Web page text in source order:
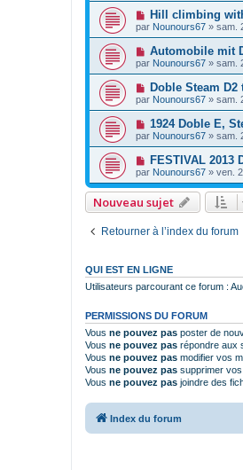
Hill climbing
par Nounours67 » sam.
Automobile mit
par Nounours67 » sam.
Doble Steam D2
par Nounours67 » sam.
1924 Doble E,
par Nounours67 » sam.
FESTIVAL 2013
par Nounours67 » ven.
Nouveau sujet
Retourner à l’index du forum
QUI EST EN LIGNE
Utilisateurs parcourant ce forum :
PERMISSIONS DU FORUM
Vous ne pouvez pas poster de
Vous ne pouvez pas répondre aux
Vous ne pouvez pas modifier vos
Vous ne pouvez pas supprimer
Vous ne pouvez pas joindre des
Index du forum